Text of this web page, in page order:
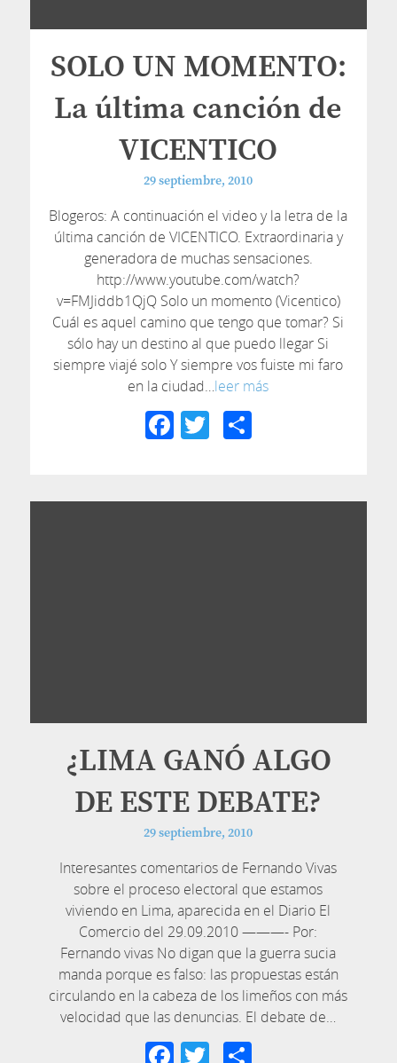
SOLO UN MOMENTO:
La última canción de
VICENTICO
29 septiembre, 2010
Blogeros: A continuación el video y la letra de la
última canción de VICENTICO. Extraordinaria y
generadora de muchas sensaciones.
http://www.youtube.com/watch?
v=FMJiddb1QjQ Solo un momento (Vicentico)
Cuál es aquel camino que tengo que tomar? Si
sólo hay un destino al que puedo llegar Si
siempre viajé solo Y siempre vos fuiste mi faro
en la ciudad…leer más
Facebook
TwitterCompartir
¿LIMA GANÓ ALGO
DE ESTE DEBATE?
29 septiembre, 2010
Interesantes comentarios de Fernando Vivas
sobre el proceso electoral que estamos
viviendo en Lima, aparecida en el Diario El
Comercio del 29.09.2010 ———- Por:
Fernando vivas No digan que la guerra sucia
manda porque es falso: las propuestas están
circulando en la cabeza de los limeños con más
velocidad que las denuncias. El debate de…